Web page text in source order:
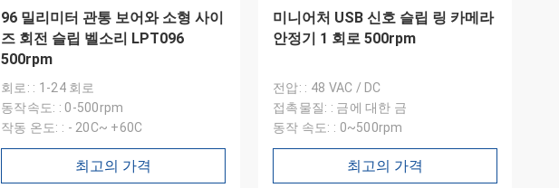
96 밀리미터 관통 보어와 소형 사이
즈 회전 슬립 벨소리 LPT096
500rpm
회로: : 1-24 회로
동작속도: : 0-500rpm
작동 온도: : - 20C~ +60C
최고의 가격
미니어처 USB 신호 슬립 링 카메라
안정기 1 회로 500rpm
전압: : 48 VAC / DC
접촉물질: : 금에 대한 금
동작 속도: : 0~500rpm
최고의 가격